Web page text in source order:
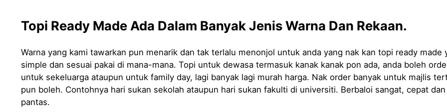
Topi Ready Made Ada Dalam Banyak Jenis Warna Dan Rekaan.
Warna yang kami tawarkan pun menarik dan tak terlalu menonjol untuk anda yang nak kan topi ready made
simple dan sesuai pakai di mana-mana. Topi untuk dewasa termasuk kanak kanak pon ada, anda boleh
untuk sekeluarga ataupun untuk family day, lagi banyak lagi murah harga. Nak order banyak untuk majlis
pun boleh. Contohnya hari sukan sekolah ataupun hari sukan fakulti di universiti. Berbaloi sangat, cepat dan
pantas.